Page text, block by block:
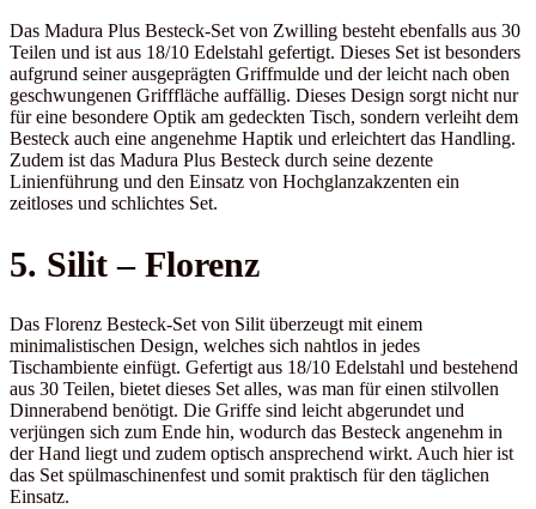
Das Madura Plus Besteck-Set von Zwilling besteht ebenfalls aus 30
Teilen und ist aus 18/10 Edelstahl gefertigt. Dieses Set ist besonders
aufgrund seiner ausgeprägten Griffmulde und der leicht nach oben
geschwungenen Grifffläche auffällig. Dieses Design sorgt nicht nur
für eine besondere Optik am gedeckten Tisch, sondern verleiht dem
Besteck auch eine angenehme Haptik und erleichtert das Handling.
Zudem ist das Madura Plus Besteck durch seine dezente
Linienführung und den Einsatz von Hochglanzakzenten ein
zeitloses und schlichtes Set.
5. Silit – Florenz
Das Florenz Besteck-Set von Silit überzeugt mit einem
minimalistischen Design, welches sich nahtlos in jedes
Tischambiente einfügt. Gefertigt aus 18/10 Edelstahl und bestehend
aus 30 Teilen, bietet dieses Set alles, was man für einen stilvollen
Dinnerabend benötigt. Die Griffe sind leicht abgerundet und
verjüngen sich zum Ende hin, wodurch das Besteck angenehm in
der Hand liegt und zudem optisch ansprechend wirkt. Auch hier ist
das Set spülmaschinenfest und somit praktisch für den täglichen
Einsatz.